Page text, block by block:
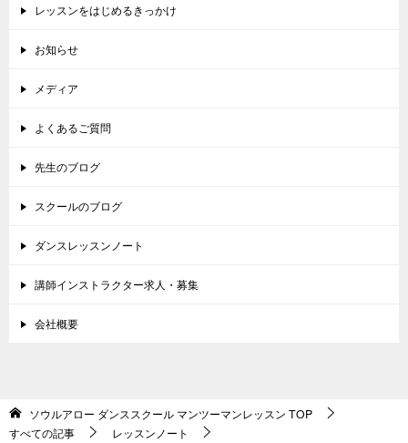
レッスンをはじめるきっかけ
お知らせ
メディア
よくあるご質問
先生のブログ
スクールのブログ
ダンスレッスンノート
講師インストラクター求人・募集
会社概要
ソウルアロー ダンススクール マンツーマンレッスン TOP
すべての記事
レッスンノート